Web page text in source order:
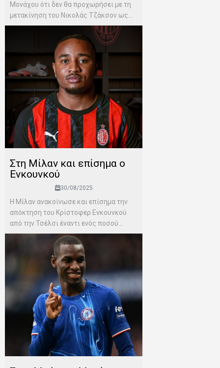
Μονάχου ότι δεν θα προχωρήσει με τη
μετακίνηση του Νικολάς Τζάκσον ως...
Στη Μίλαν και επίσημα ο
Ενκουνκού
30/08/2025
H Μίλαν ανακοίνωσε και επίσημα την
απόκτηση του Κρίστοφερ Ενκουνκού
από την Τσέλσι έναντι ενός ποσού...